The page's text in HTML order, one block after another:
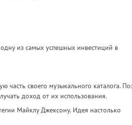
из самых успешных инвестиций в
часть своего музыкального каталога.
доход от их использования.
Майклу Джексону. Идея настолько